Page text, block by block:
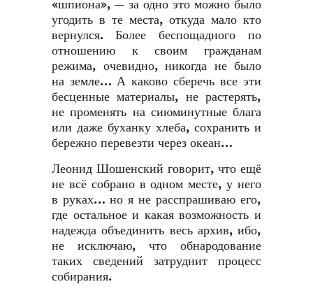
«шпиона», — за одно это можно было
угодить в те места, откуда мало кто
вернулся. Более беспощадного по
отношению к своим гражданам
режима, очевидно, никогда не было
на земле… А каково сберечь все эти
бесценные материалы, не растерять,
не променять на сиюминутные блага
или даже буханку хлеба, сохранить и
бережно перевезти через океан…
Леонид Шошенский говорит, что ещё
не всё собрано в одном месте, у него
в руках… но я не расспрашиваю его,
где остальное и какая возможность и
надежда объединить весь архив, ибо,
не исключаю, что обнародование
таких сведений затруднит процесс
собирания.